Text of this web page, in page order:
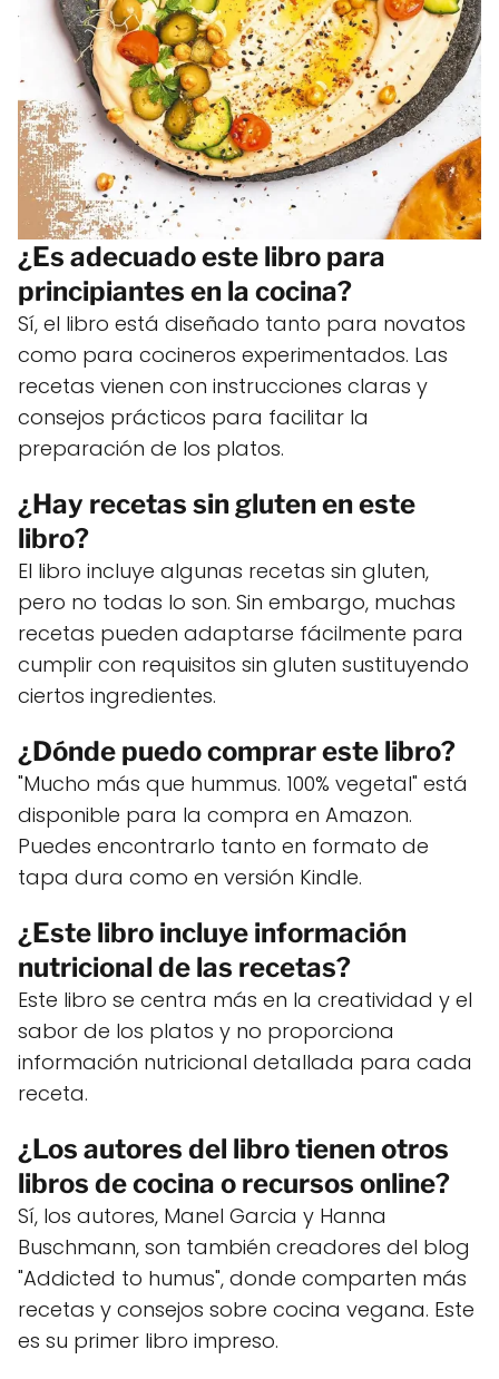
¿Es adecuado este libro para
principiantes en la cocina?
Sí, el libro está diseñado tanto para novatos
como para cocineros experimentados. Las
recetas vienen con instrucciones claras y
consejos prácticos para facilitar la
preparación de los platos.
¿Hay recetas sin gluten en este
libro?
El libro incluye algunas recetas sin gluten,
pero no todas lo son. Sin embargo, muchas
recetas pueden adaptarse fácilmente para
cumplir con requisitos sin gluten sustituyendo
ciertos ingredientes.
¿Dónde puedo comprar este libro?
"Mucho más que hummus. 100% vegetal" está
disponible para la compra en Amazon.
Puedes encontrarlo tanto en formato de
tapa dura como en versión Kindle.
¿Este libro incluye información
nutricional de las recetas?
Este libro se centra más en la creatividad y el
sabor de los platos y no proporciona
información nutricional detallada para cada
receta.
¿Los autores del libro tienen otros
libros de cocina o recursos online?
Sí, los autores, Manel Garcia y Hanna
Buschmann, son también creadores del blog
"Addicted to humus", donde comparten más
recetas y consejos sobre cocina vegana. Este
es su primer libro impreso.